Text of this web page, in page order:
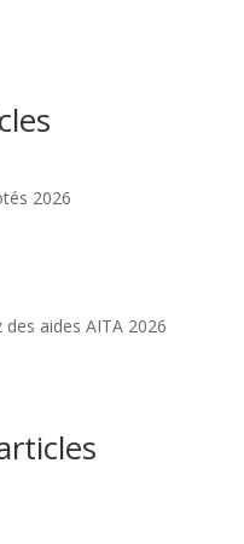
2026
aides AITA 2026